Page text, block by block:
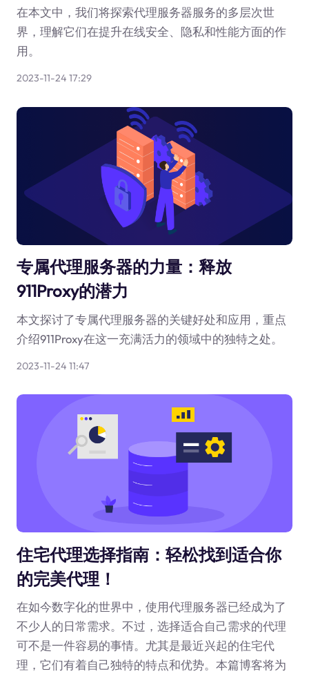
在本文中，我们将探索代理服务器服务的多层次世
界，理解它们在提升在线安全、隐私和性能方面的作
用。
2023-11-24 17:29
专属代理服务器的力量：释放
911Proxy的潜力
本文探讨了专属代理服务器的关键好处和应用，重点
介绍911Proxy在这一充满活力的领域中的独特之处。
2023-11-24 11:47
住宅代理选择指南：轻松找到适合你
的完美代理！
在如今数字化的世界中，使用代理服务器已经成为了
不少人的日常需求。不过，选择适合自己需求的代理
可不是一件容易的事情。尤其是最近兴起的住宅代
理，它们有着自己独特的特点和优势。本篇博客将为